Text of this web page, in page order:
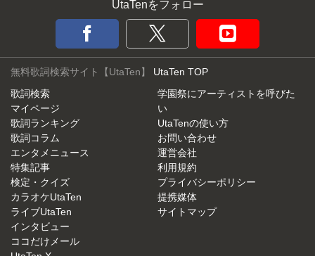
UtaTenをフォロー
無料歌詞検索サイト【UtaTen】 UtaTen TOP
歌詞検索
マイページ
歌詞ランキング
歌詞コラム
エンタメニュース
特集記事
検定・クイズ
カラオケUtaTen
ライブUtaTen
インタビュー
ココだけメール
学園祭にアーティストを呼びた
い
UtaTenの使い方
お問い合わせ
運営会社
利用規約
プライバシーポリシー
提携媒体
サイトマップ